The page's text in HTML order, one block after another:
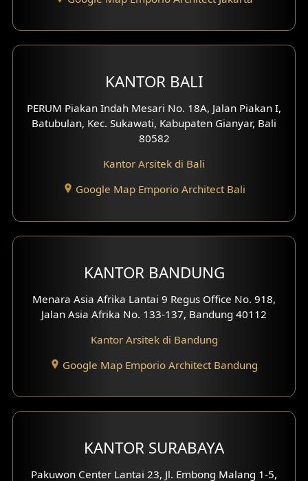
Desain Eksterior Perumahan
Desain Klinik
Desain Perumahan
Desain Kantor
Desain Paviliun
Desain Interior Klinik
Desain Interior Kantor
Eksterior dengan Pagar
Fasad Ruko
Fasad Paviliun
KANTOR BALI
PERUM Piakan Indah Mesari No. 18A, Jalan Piakan I,
Batubulan, Kec. Sukawati, Kabupaten Gianyar, Bali
80582
Kantor Arsitek di Bali
Google Map Emporio Architect Bali
KANTOR BANDUNG
Menara Asia Afrika Lantai 9 Regus Office No. 918,
Jalan Asia Afrika No. 133-137, Bandung 40112
Kantor Arsitek di Bandung
Google Map Emporio Architect Bandung
KANTOR SURABAYA
Pakuwon Center Lantai 23, Jl. Embong Malang 1-5,